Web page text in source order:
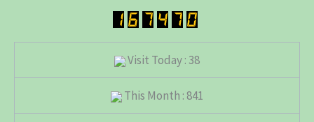
Visit Today : 38
This Month : 841